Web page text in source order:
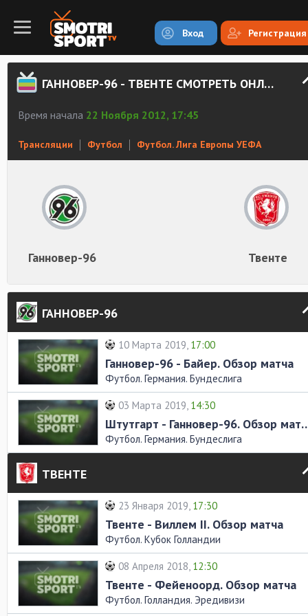
Вход Регистрация
ГАННОВЕР-96 - ТВЕНТЕ СМОТРЕТЬ ОНЛАЙН
Время начала 22 Ноября 2012, 17:45
Трансляции Футбол Футбол. Лига Европы УЕФА
Ганновер-96 Твенте
ГАННОВЕР-96
10 Марта 2019, 17:00
Ганновер-96 - Байер. Обзор матча
Футбол. Германия. Бундеслига
03 Марта 2019, 14:30
Штутгарт -
Футбол. Германия. Бундеслига
ТВЕНТЕ
23 Января 2019, 17:30
Твенте - Виллем II. Обзор матча
Футбол. Кубок Голландии
08 Апреля 2018, 12:30
Твенте - Фейеноорд. Обзор матча
Футбол. Голландия. Эредивизи